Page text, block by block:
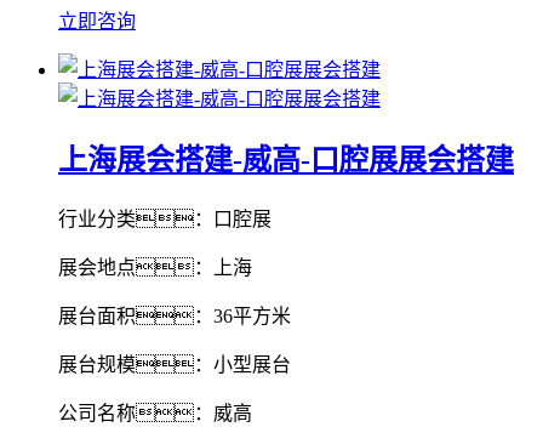
立即咨询
上海展会搭建-威高-口腔展展会搭建
行业分类：口腔展
展会地点：上海
展台面积：36平方米
展台规模：小型展台
公司名称：威高